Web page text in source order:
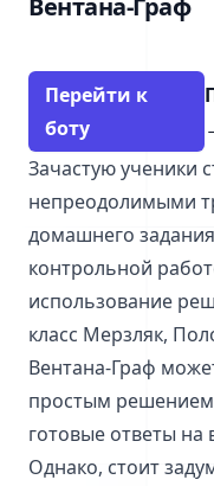
Вентана-Граф
Перейти к
боту
Зачастую ученики
непреодолимыми
домашнего
контрольной
использование
класс Мерзляк,
Вентана-Граф
простым решением
готовые ответы на
Однако, стоит